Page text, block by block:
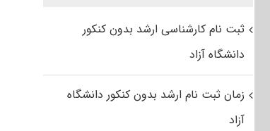
ثبت نام کارشناسی ارشد بدون کنکور
دانشگاه آزاد
زمان ثبت نام ارشد بدون کنکور دانشگاه
آزاد